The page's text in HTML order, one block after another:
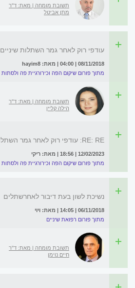
תשובת מומחה | מאת: ד"ר
מתן אביטל
עודפי רוק לאחר גמר השתלות שיניים
08/11/2018 | 04:00 | מאת: hayim8
מתוך פורום שיקום הפה וכירורגיית פה ולסתות
תשובת מומחה | מאת: ד"ר
הילה קליין
RE: RE: עודפי רוק לאחר גמר השתלות שיניים
12/02/2023 | 18:56 | מאת: ריקי
מתוך פורום שיקום הפה וכירורגיית פה ולסתות
נשיכת לשון בעת דיבור לאחרשתלים
06/11/2018 | 14:05 | מאת: ויוי
מתוך פורום רפואת שיניים
תשובת מומחה | מאת: ד"ר
חיים נוימן